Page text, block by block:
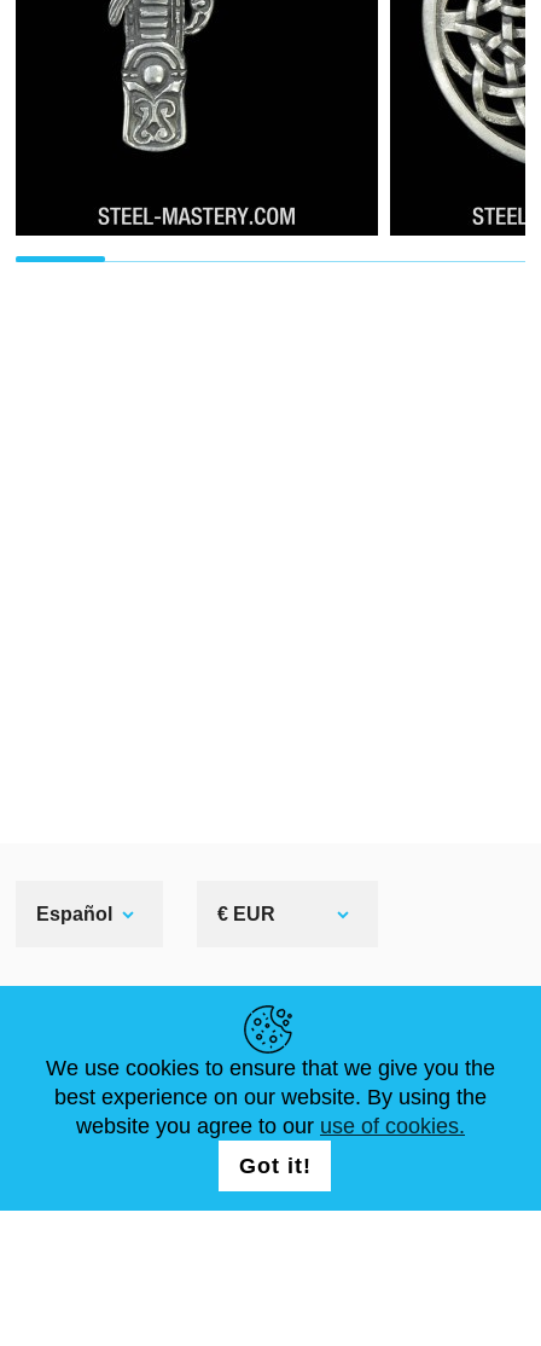
Español € EUR
NOVEDADES
ARTÍCULOS
ABOUT US
FAQ
TAMAÑOS ESTÁNDAR
CONTÁCTANOS
We use cookies to ensure that we give you the
best experience on our website. By using the
website you agree to our use of cookies.
Got it!